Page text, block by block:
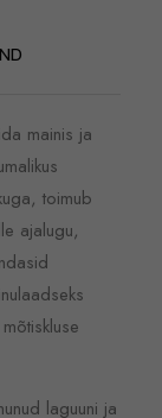
mainis ja
toimub
ajalugu,
laguuni ja